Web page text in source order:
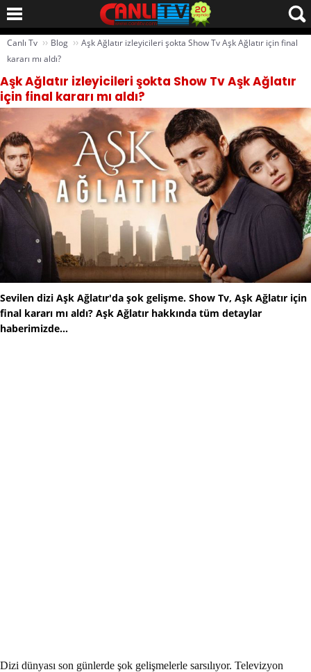
Canlı Tv ›› Blog ›› Aşk Ağlatır izleyicileri şokta Show Tv Aşk Ağlatır için final
kararı mı aldı?
Aşk Ağlatır izleyicileri şokta Show Tv Aşk Ağlatır
için final kararı mı aldı?
Sevilen dizi Aşk Ağlatır'da şok gelişme. Show Tv, Aşk Ağlatır için
final kararı mı aldı? Aşk Ağlatır hakkında tüm detaylar
haberimizde...
Dizi dünyası son günlerde şok gelişmelerle sarsılıyor. Televizyon